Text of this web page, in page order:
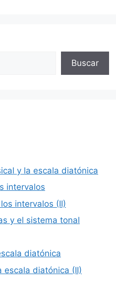
Buscar
y la escala diatónica
intervalos
intervalos (II)
y el sistema tonal
diatónica
escala diatónica (II)